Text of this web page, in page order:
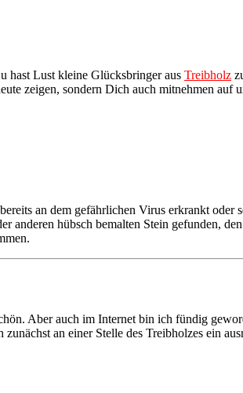
hast Lust kleine Glücksbringer aus Treibholz
zeigen, sondern Dich auch mitnehmen auf
an dem gefährlichen Virus erkrankt oder
hübsch bemalten Stein gefunden,
Aber auch im Internet bin ich fündig
zunächst an einer Stelle des Treibholzes ein